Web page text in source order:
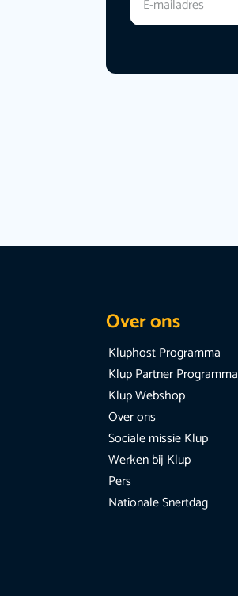
Over ons
Kluphost Programma
Klup Partner Programma
Klup Webshop
Over ons
Sociale missie Klup
Werken bij Klup
Pers
Nationale Snertdag